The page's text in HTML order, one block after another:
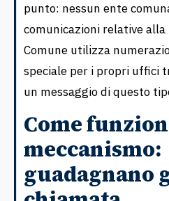
punto: nessun ente
comunicazioni relative alla
Comune utilizza
speciale per i propri uffici
un messaggio di questo
Come
meccanismo:
guadagnano